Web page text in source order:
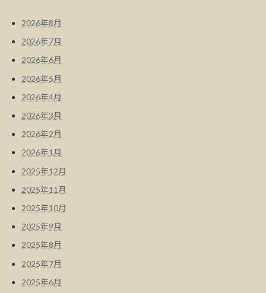
2026年8月
2026年7月
2026年6月
2026年5月
2026年4月
2026年3月
2026年2月
2026年1月
2025年12月
2025年11月
2025年10月
2025年9月
2025年8月
2025年7月
2025年6月